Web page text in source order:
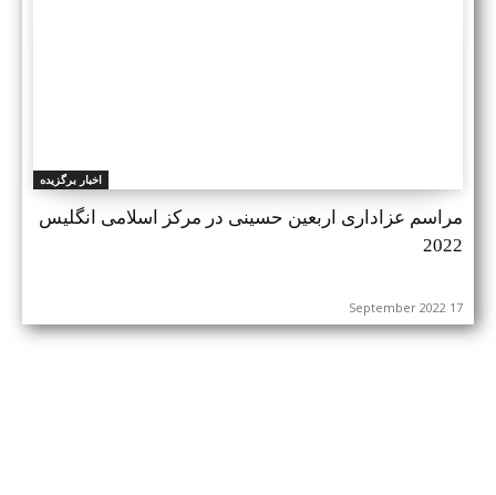
اخبار برگزیده
مراسم عزاداری اربعین حسینی در مرکز اسلامی انگلیس
2022
17 September 2022